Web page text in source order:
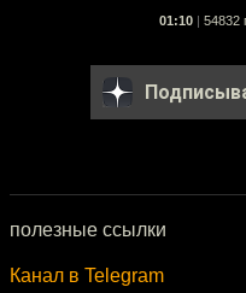
01:10 54832
полезные ссылки
Канал в Telegram